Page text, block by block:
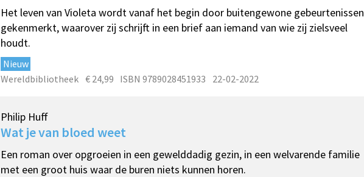
Het leven van Violeta wordt vanaf het begin door buitengewone gebeurtenissen
gekenmerkt, waarover zij schrijft in een brief aan iemand van wie zij zielsveel
houdt.
Nieuw
Wereldbibliotheek € 24,99 ISBN 9789028451933 22-02-2022
Philip Huff
Wat je van bloed weet
Een roman over opgroeien in een gewelddadig gezin, in een welvarende familie
met een groot huis waar de buren niets kunnen horen.